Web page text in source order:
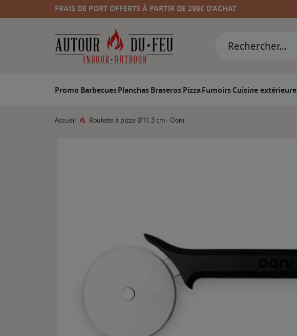
FRAIS DE PORT OFFERTS À PARTIR DE 299€ D’ACHAT
Promo BarbecuesPlanchasBraserosPizzaFumoirsCuisine extérieure
Accueil Roulette à pizza Ø11.3 cm - Ooni